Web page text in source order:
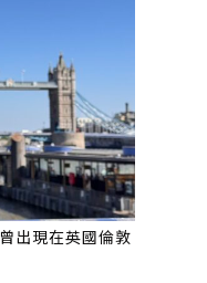
出現在英國倫敦